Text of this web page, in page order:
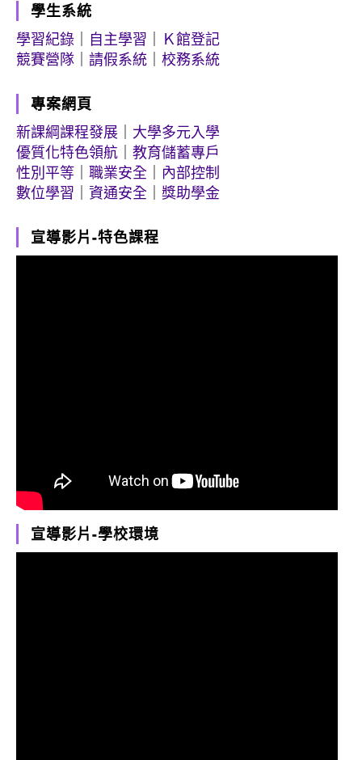
學生系統
學習紀錄
自主學習
Ｋ館登記
競賽營隊
請假系統 校務系統
專案網頁
新課綱課程發展
大學多元入學
優質化特色領航
教育儲蓄專戶
性別平等
職業安全
內部控制
數位學習
資通安全 獎助學金
宣導影片-特色課程
宣導影片-學校環境